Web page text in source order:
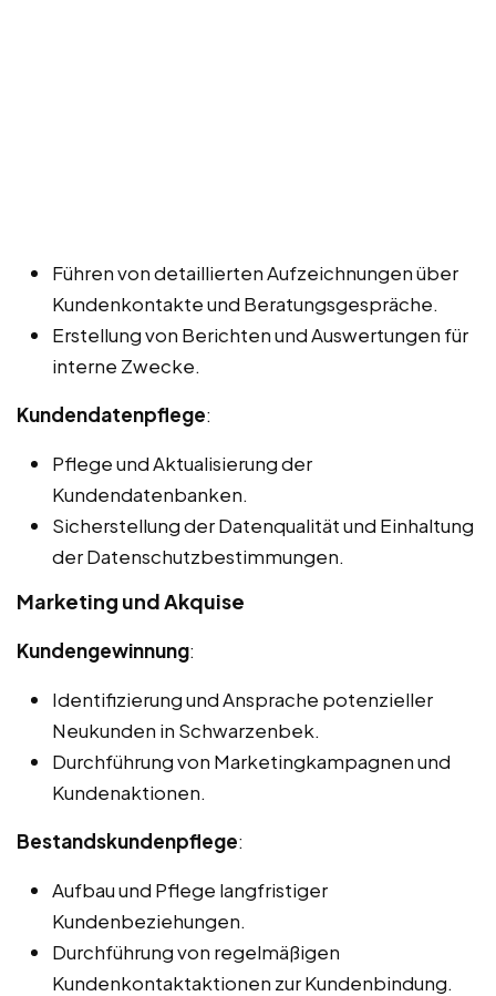
Führen von detaillierten Aufzeichnungen über
Kundenkontakte und Beratungsgespräche.
Erstellung von Berichten und Auswertungen für
interne Zwecke.
Kundendatenpflege:
Pflege und Aktualisierung der
Kundendatenbanken.
Sicherstellung der Datenqualität und Einhaltung
der Datenschutzbestimmungen.
Marketing und Akquise
Kundengewinnung:
Identifizierung und Ansprache potenzieller
Neukunden in Schwarzenbek.
Durchführung von Marketingkampagnen und
Kundenaktionen.
Bestandskundenpflege:
Aufbau und Pflege langfristiger
Kundenbeziehungen.
Durchführung von regelmäßigen
Kundenkontaktaktionen zur Kundenbindung.